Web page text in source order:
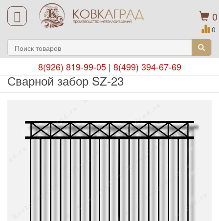
0
0
8(926) 819-99-05| 8(499) 394-67-69
Сварной забор SZ-23